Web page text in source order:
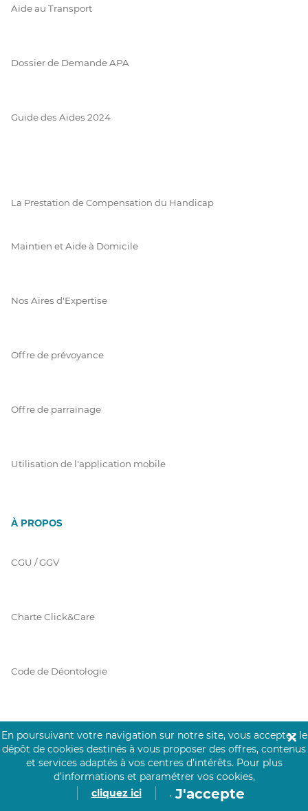
Aide au Transport
Dossier de Demande APA
Guide des Aides 2024
La Prestation de Compensation du Handicap
Maintien et Aide à Domicile
Nos Aires d'Expertise
Offre de prévoyance
Offre de parrainage
Utilisation de l'application mobile
À PROPOS
CGU / GGV
Charte Click&Care
Code de Déontologie
Prérequis Click&Care
En poursuivant votre navigation sur notre site, vous acceptez le
dépôt de cookies destinés à vous proposer des offres, contenus
et services adaptés à vos centres d’intérêts. Pour plus
d’informations et paramétrer vos cookies,
cliquez ici
. J'accepte
✕